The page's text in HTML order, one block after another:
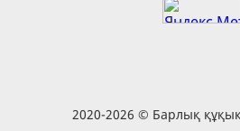
2020-2026 © Барлық